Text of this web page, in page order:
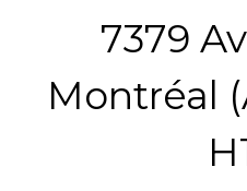
7379
Montréal